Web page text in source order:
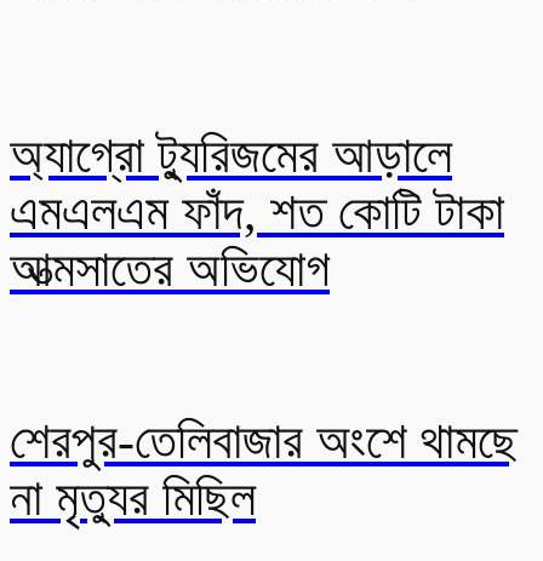
অ্যাগ্রো ট্যুরিজমের আড়ালে
এমএলএম ফাঁদ, শত কোটি টাকা
আত্মসাতের অভিযোগ
শেরপুর-তেলিবাজার অংশে থামছে
না মৃত্যুর মিছিল